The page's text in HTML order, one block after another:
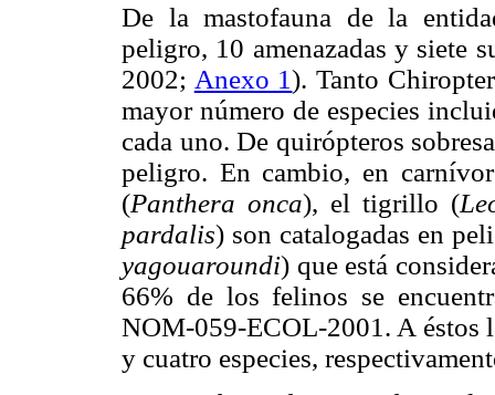
De la mastofauna de la
peligro, 10 amenazadas y siete
2002; Anexo 1). Tanto
mayor número de especies
cada uno. De quirópteros
peligro. En cambio, en
(Panthera onca), el tigrillo (
pardalis) son catalogadas en
yagouaroundi) que está
66% de los felinos se
NOM-059-ECOL-2001. A éstos
y cuatro especies,